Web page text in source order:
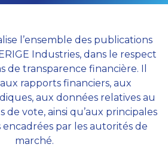
l’ensemble des publications
Industries, dans le respect
de transparence financière. Il
rapports financiers, aux
aux données relatives au
de vote, ainsi qu’aux principales
par les autorités de
marché.